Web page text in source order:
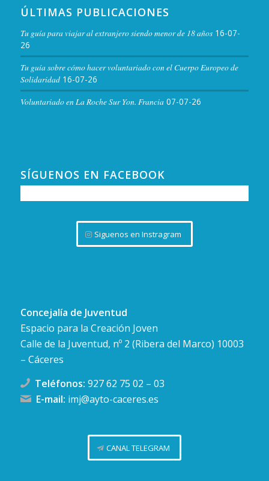
ÚLTIMAS PUBLICACIONES
Tu guía para viajar al extranjero siendo menor de 18 años 16-07-
26
Tu guía sobre cómo hacer voluntariado con el Cuerpo Europeo de
Solidaridad 16-07-26
Voluntariado en La Roche Sur Yon. Francia 07-07-26
SÍGUENOS EN FACEBOOK
Siguenos en Instragram
Concejalía de Juventud
Espacio para la Creación Joven
Calle de la Juventud, nº 2 (Ribera del Marco) 10003
– Cáceres
Teléfonos: 927 62 75 02 – 03
E-mail: imj@ayto-caceres.es
CANAL TELEGRAM